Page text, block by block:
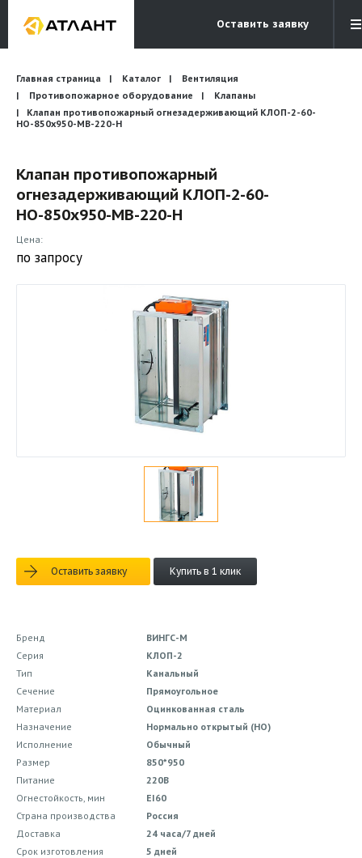
Оставить заявку
Электронная почта
info@atlantcompany.ru
Бесплатный звонок
8 (495) 532-45-07
Бренды
Каталоги
Бланки запросов
Главная страница Каталог
Вентиляция
Противопожарное оборудование
Клапаны
Клапан противопожарный огнезадерживающий КЛОП-2-60-
НО-850х950-МВ-220-Н
Клапан противопожарный
огнезадерживающий КЛОП-2-60-
НО-850х950-МВ-220-Н
Цена:
по запросу
Оставить заявку Купить в 1 клик
Бренд
ВИНГС-М
Серия
КЛОП-2
Тип
Канальный
Сечение
Прямоугольное
Материал
Оцинкованная сталь
Назначение
Нормально открытый (НО)
Исполнение
Обычный
Размер
850*950
Питание
220В
Огнестойкость, мин
EI60
Страна производства
Россия
Доставка
24 часа/7 дней
Срок изготовления
5 дней